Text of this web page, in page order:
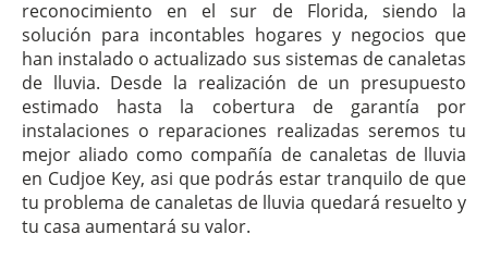
reconocimiento en el sur de Florida, siendo la
solución para incontables hogares y negocios que
han instalado o actualizado sus sistemas de canaletas
de lluvia. Desde la realización de un presupuesto
estimado hasta la cobertura de garantía por
instalaciones o reparaciones realizadas seremos tu
mejor aliado como compañía de canaletas de lluvia
en Cudjoe Key, asi que podrás estar tranquilo de que
tu problema de canaletas de lluvia quedará resuelto y
tu casa aumentará su valor.